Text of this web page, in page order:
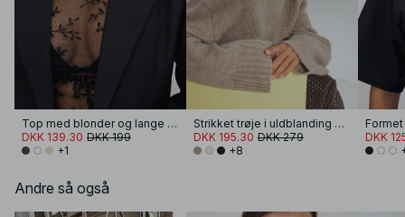
Top med blonder og lange ærmer
DKK 139.30 DKK 199
+1
Strikket trøje i uldblanding med rund hals
DKK 195.30 DKK 279
+8
DKK
Andre så også